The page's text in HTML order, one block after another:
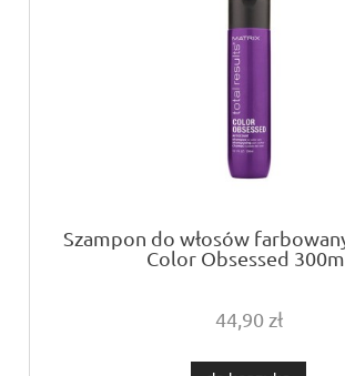
Szampon do włosów
Color Obsessed
44,90 zł